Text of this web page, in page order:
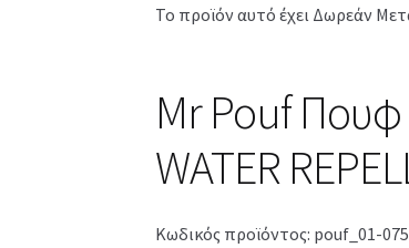
Το προϊόν αυτό έχει Δωρεάν
Mr Pouf Πουφ
WATER
Κωδικός προϊόντος: pouf_01-075